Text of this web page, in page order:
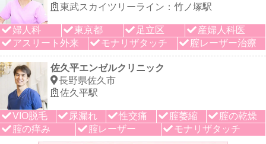
東武スカイツリーライン：竹ノ塚駅
婦人科 東京都 足立区
産婦人科医
アスリート外来
モナリザタッチ 腟レーザー治療
佐久平エンゼルクリニック
長野県佐久市
佐久平駅
VIO脱毛 尿漏れ 性交痛 腟萎縮
腟の乾燥
腟の痒み
腟レーザー モナリザタッチ